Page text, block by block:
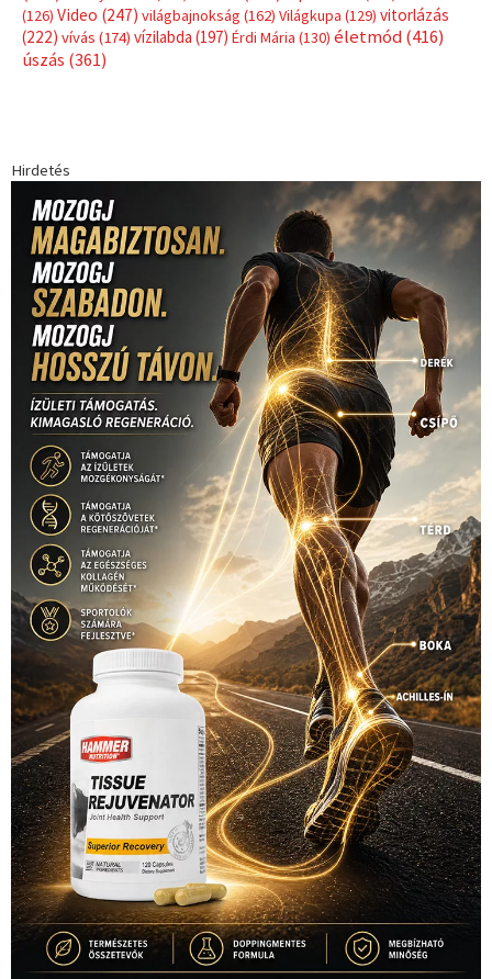
(126) Video (247) világbajnokság (162) Világkupa (129) vitorlázás
(222) vívás (174) vízilabda (197) Érdi Mária (130) életmód(416)
úszás (361)
Hirdetés